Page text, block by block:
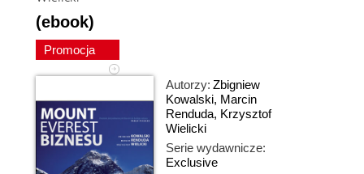
(ebook)
Promocja
Autorzy: Zbigniew
Kowalski, Marcin
Renduda, Krzysztof
Wielicki
Serie wydawnicze:
Exclusive